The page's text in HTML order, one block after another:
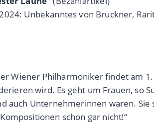
Unbekanntes von Bruckner,
Wiener Philharmoniker findet am
wird. Es geht um Frauen, so
Unternehmerinnen waren.
schon gar nicht!“